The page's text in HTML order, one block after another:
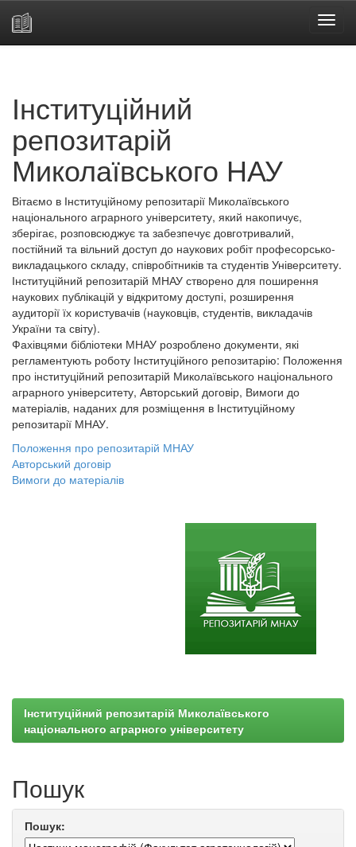
Інституційний
репозитарій
Миколаївського НАУ
Вітаємо в Інституційному репозитарії Миколаївського
національного аграрного університету, який накопичує,
зберігає, розповсюджує та забезпечує довготривалий,
постійний та вільний доступ до наукових робіт професорсько-
викладацького складу, співробітників та студентів Університету.
Інституційний репозитарій МНАУ створено для поширення
наукових публікацій у відкритому доступі, розширення
аудиторії їх користувачів (науковців, студентів, викладачів
України та світу).
Фахівцями бібліотеки МНАУ розроблено документи, які
регламентують роботу Інституційного репозитарію: Положення
про інституційний репозитарій Миколаївського національного
аграрного університету, Авторський договір, Вимоги до
матеріалів, наданих для розміщення в Інституційному
репозитарії МНАУ.
Положення про репозитарій МНАУ
Авторський договір
Вимоги до матеріалів
Інституційний репозитарій Миколаївського
національного аграрного університету
Пошук
Пошук: